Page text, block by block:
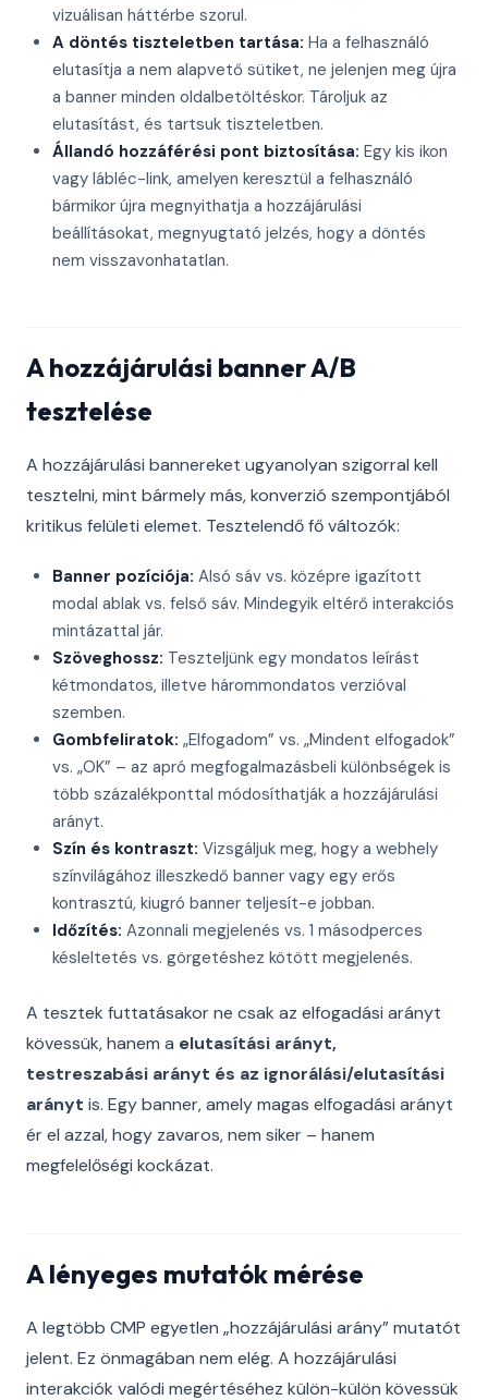
vizuálisan háttérbe szorul.
A döntés tiszteletben tartása: Ha a felhasználó
elutasítja a nem alapvető sütiket, ne jelenjen meg újra
a banner minden oldalbetöltéskor. Tároljuk az
elutasítást, és tartsuk tiszteletben.
Állandó hozzáférési pont biztosítása: Egy kis ikon
vagy lábléc-link, amelyen keresztül a felhasználó
bármikor újra megnyithatja a hozzájárulási
beállításokat, megnyugtató jelzés, hogy a döntés
nem visszavonhatatlan.
A hozzájárulási banner A/B
tesztelése
A hozzájárulási bannereket ugyanolyan szigorral kell
tesztelni, mint bármely más, konverzió szempontjából
kritikus felületi elemet. Tesztelendő fő változók:
Banner pozíciója: Alsó sáv vs. középre igazított
modal ablak vs. felső sáv. Mindegyik eltérő interakciós
mintázattal jár.
Szöveghossz: Teszteljünk egy mondatos leírást
kétmondatos, illetve hárommondatos verzióval
szemben.
Gombfeliratok: „Elfogadom” vs. „Mindent elfogadok”
vs. „OK” – az apró megfogalmazásbeli különbségek is
több százalékponttal módosíthatják a hozzájárulási
arányt.
Szín és kontraszt: Vizsgáljuk meg, hogy a webhely
színvilágához illeszkedő banner vagy egy erős
kontrasztú, kiugró banner teljesít-e jobban.
Időzítés: Azonnali megjelenés vs. 1 másodperces
késleltetés vs. görgetéshez kötött megjelenés.
A tesztek futtatásakor ne csak az elfogadási arányt
kövessük, hanem a elutasítási arányt,
testreszabási arányt és az ignorálási/elutasítási
arányt is. Egy banner, amely magas elfogadási arányt
ér el azzal, hogy zavaros, nem siker – hanem
megfelelőségi kockázat.
A lényeges mutatók mérése
A legtöbb CMP egyetlen „hozzájárulási arány” mutatót
jelent. Ez önmagában nem elég. A hozzájárulási
interakciók valódi megértéséhez külön-külön kövessük